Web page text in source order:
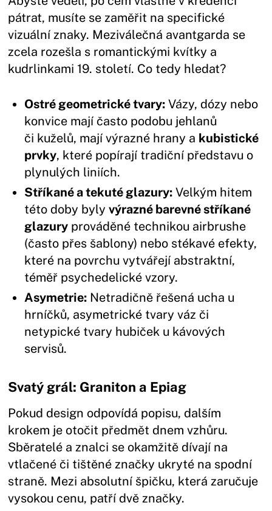
pátrat, musíte se zaměřit na specifické
vizuální znaky. Meziválečná avantgarda se
zcela rozešla s romantickými kvítky a
kudrlinkami 19. století. Co tedy hledat?
Ostré geometrické tvary: Vázy, dózy nebo
konvice mají často podobu jehlanů
či kuželů, mají výrazné hrany a kubistické
prvky, které popírají tradiční představu o
plynulých liniích.
Stříkané a tekuté glazury: Velkým hitem
této doby bylyvýrazné barevné stříkané
glazury prováděné technikou airbrushe
(často přes šablony) nebo stékavé efekty,
které na povrchu vytvářejí abstraktní,
téměř psychedelické vzory.
Asymetrie: Netradičně řešená ucha u
hrníčků, asymetrické tvary váz či
netypické tvary hubiček u kávových
servisů.
Svatý grál: Graniton a Epiag
Pokud design odpovídá popisu, dalším
krokem je otočit předmět dnem vzhůru.
Sběratelé a znalci se okamžitě dívají na
vtlačené či tištěné značky ukryté na spodní
straně. Mezi absolutní špičku, která zaručuje
vysokou cenu, patří dvě značky.